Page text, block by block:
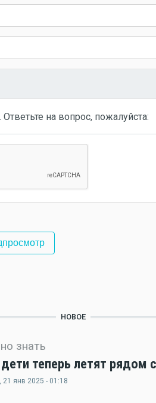
на вопрос, пожалуйста:
НОВОЕ
знать
теперь летят рядом
, 21 янв 2025 - 01:18